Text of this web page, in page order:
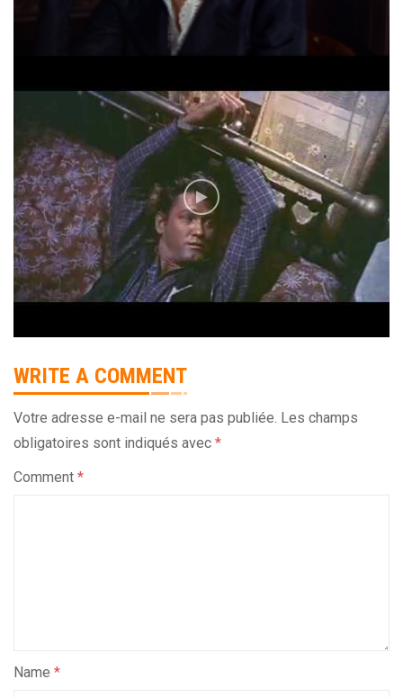
WRITE A COMMENT
Votre adresse e-mail ne sera pas publiée. Les champs
obligatoires sont indiqués avec *
Comment *
Name *